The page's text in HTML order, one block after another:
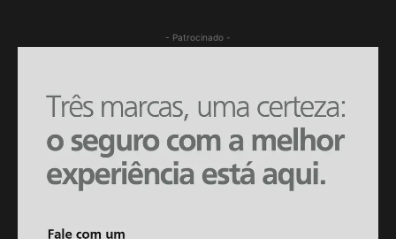
- Patrocinado -